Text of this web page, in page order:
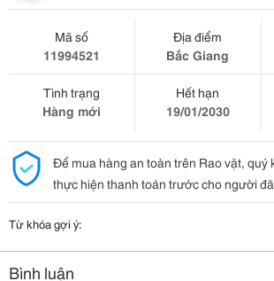
Mã số
11994521
Địa điểm
Bắc Giang
Tình trạng
Hàng mới
Hết hạn
19/01/2030
Để mua hàng an toàn trên Rao vặt, quý
thực hiện thanh toán trước cho người
Từ khóa gợi ý:
Bình luận